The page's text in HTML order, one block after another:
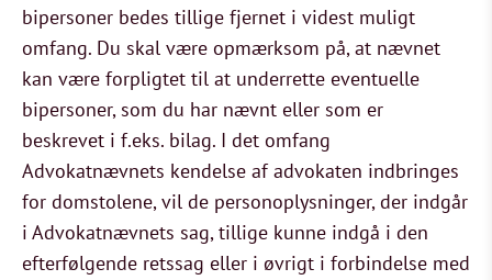
bipersoner bedes tillige fjernet i videst muligt
omfang. Du skal være opmærksom på, at nævnet
kan være forpligtet til at underrette eventuelle
bipersoner, som du har nævnt eller som er
beskrevet i f.eks. bilag. I det omfang
Advokatnævnets kendelse af advokaten indbringes
for domstolene, vil de personoplysninger, der indgår
i Advokatnævnets sag, tillige kunne indgå i den
efterfølgende retssag eller i øvrigt i forbindelse med